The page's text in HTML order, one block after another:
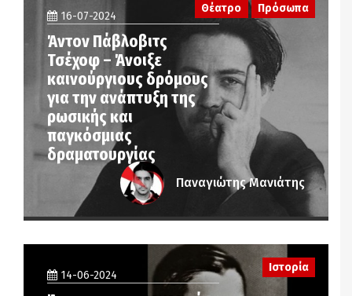
16-07-2024
Άντον Πάβλοβιτς
Τσέχοφ – Άνοιξε
καινούργιους δρόμους
για την ανάπτυξη της
ρωσικής και
παγκόσμιας
δραματουργίας
Θέατρο Πρόσωπα
Παναγιώτης Μανιάτης
14-06-2024
Ιστορία